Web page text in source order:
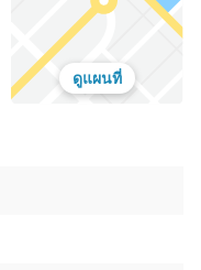
ดูแผนที่